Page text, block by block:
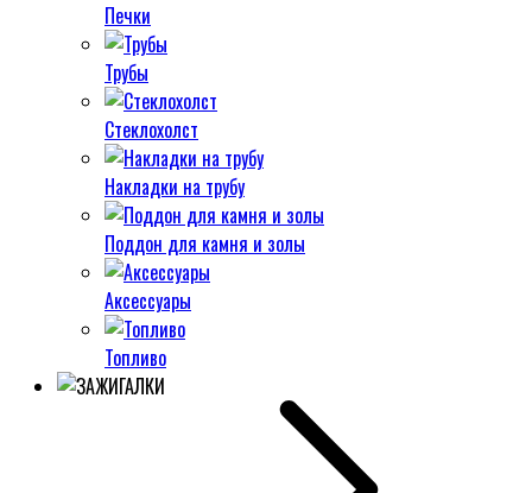
Печки
Трубы
Стеклохолст
Накладки на трубу
Поддон для камня и золы
Аксессуары
Топливо